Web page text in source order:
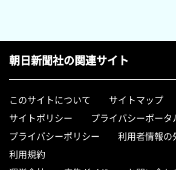
朝日新聞社の関連サイト
このサイトについて
サイトマップ
サイトポリシー
プライバシーポータ
プライバシーポリシー
利用者情報の
利用規約